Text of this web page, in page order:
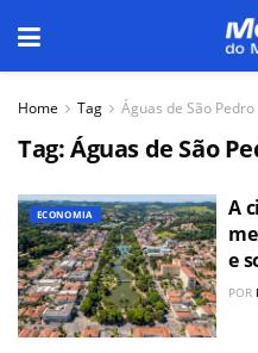
Home Tag Águas de São Pedro
Tag:Águas de São
ECONOMIA
A
e
POR